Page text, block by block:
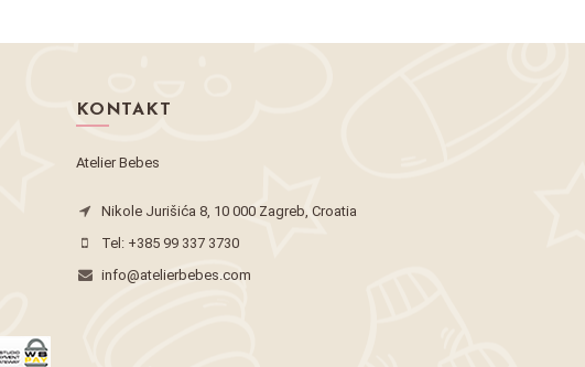
KONTAKT
Atelier Bebes
Nikole Jurišića 8, 10 000 Zagreb, Croatia
Tel: +385 99 337 3730
info@atelierbebes.com